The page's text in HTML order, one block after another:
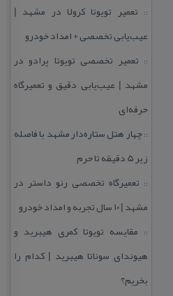
:: تعمیر تویوتا كرولا در مشهد |
عیب‌یابی تخصصی + امداد خودرو
:: تعمیر تخصصی تویوتا پرادو در
مشهد | عیب‌یابی دقیق و تعمیرگاه
حرفه‌ای
::چهار هتل‌ ستاره‌دار مشهد با فاصله
زیر 5 دقیقه تا حرم
:: تعمیرگاه تخصصی رنو داستر در
مشهد | ۱۰ سال تجربه و امداد خودرو
:: مقایسه تویوتا كمری هیبرید و
هیوندای سوناتا هیبرید | كدام را
بخریم؟